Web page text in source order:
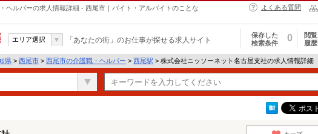
ヘルパーの求人情報詳細 - 西尾市｜バイト・アルバイトのことな
よくある質問
エリア選択 「あなたの街」のお仕事が探せる求人サイト
保存した
検索条件
0
閲覧
履歴
県 > 西尾市 > 西尾市の介護職・ヘルパー > 西尾駅 > 株式会社ニッソーネット名古屋支社の求人情報詳細